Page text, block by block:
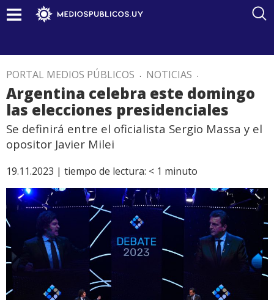
PORTAL MEDIOS PÚBLICOS . NOTICIAS .
Argentina celebra este domingo
las elecciones presidenciales
Se definirá entre el oficialista Sergio Massa y el
opositor Javier Milei
19.11.2023 | tiempo de lectura: < 1 minuto